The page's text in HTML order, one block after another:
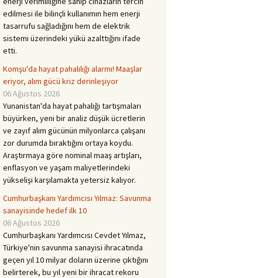
edilmesi ile bilinçli kullanımın hem enerji
tasarrufu sağladığını hem de elektrik
sistemi üzerindeki yükü azalttığını ifade
etti.
Komşu'da hayat pahalılığı alarmı! Maaşlar
eriyor, alım gücü kriz derinleşiyor
06 Ağustos 2026
Yunanistan'da hayat pahalığı tartışmaları
büyürken, yeni bir analiz düşük ücretlerin
ve zayıf alım gücünün milyonlarca çalışanı
zor durumda bıraktığını ortaya koydu.
Araştırmaya göre nominal maaş artışları,
enflasyon ve yaşam maliyetlerindeki
yükselişi karşılamakta yetersiz kalıyor.
Cumhurbaşkanı Yardımcısı Yılmaz: Savunma
sanayisinde hedef ilk 10
06 Ağustos 2026
Cumhurbaşkanı Yardımcısı Cevdet Yılmaz,
Türkiye'nin savunma sanayisi ihracatında
geçen yıl 10 milyar doların üzerine çıktığını
belirterek, bu yıl yeni bir ihracat rekoru